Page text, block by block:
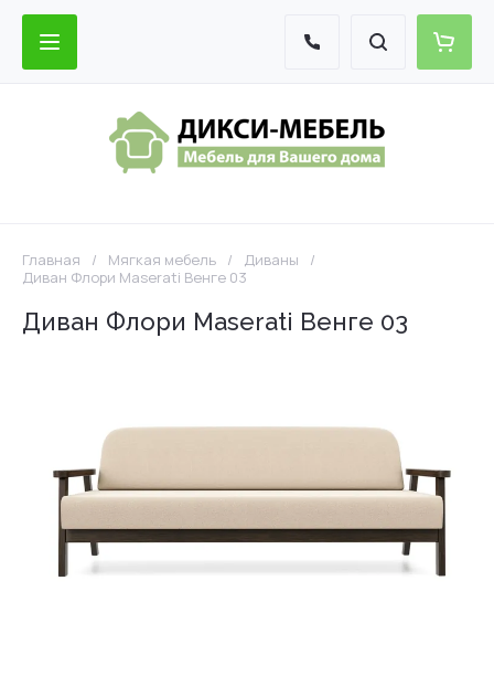
Главная / Мягкая мебель / Диваны
/
Диван Флори Maserati Венге 03
Диван Флори Maserati Венге 03